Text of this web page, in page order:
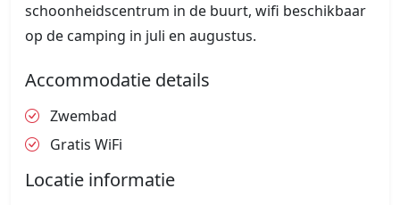
schoonheidscentrum in de buurt, wifi beschikbaar
op de camping in juli en augustus.
Accommodatie details
Zwembad
Gratis WiFi
Locatie informatie